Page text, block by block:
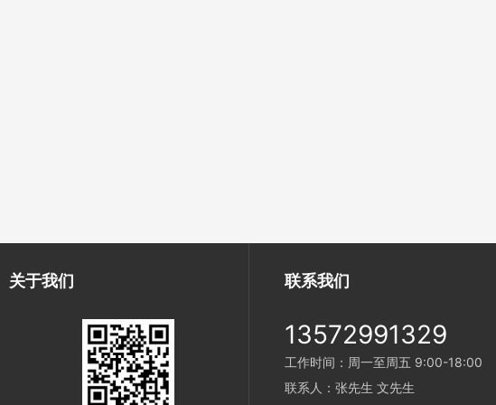
关于我们 联系我们
13572991329
工作时间：周一至周五 9:00-18:00
联系人：张先生 文先生